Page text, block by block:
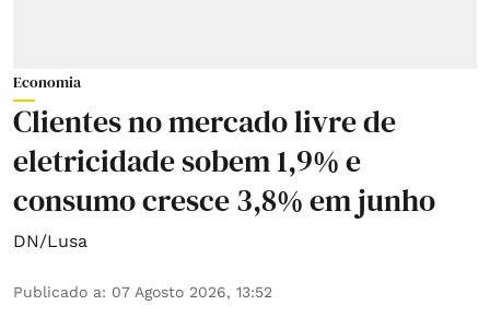
Economia
Clientes no mercado livre de
eletricidade sobem 1,9% e
consumo cresce 3,8% em junho
DN/Lusa
Publicado a: 07 Agosto 2026, 13:52